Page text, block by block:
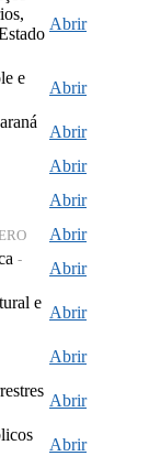
Abrir
e
Abrir
Abrir
Abrir
Abrir
Abrir
-
Abrir
e
Abrir
Abrir
Abrir
Abrir